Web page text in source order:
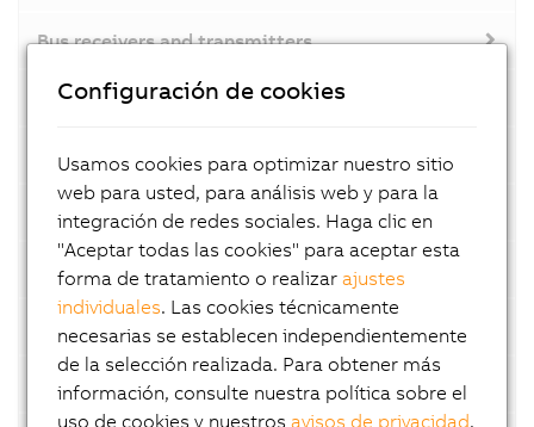
Bus receivers and transmitters
Power supplies
X20 hub system
System modules for the X20 hub system
X20 redundancy systems
System modules for X20 redundancy systems
Digital inputs
Configuración de cookies
Usamos cookies para optimizar nuestro sitio
web para usted, para análisis web y para la
integración de redes sociales. Haga clic en
"Aceptar todas las cookies" para aceptar esta
forma de tratamiento o realizarajustes
individuales. Las cookies técnicamente
necesarias se establecen independientemente
de la selección realizada. Para obtener más
información, consulte nuestra política sobre el
uso de cookies y nuestrosavisos de privacidad.